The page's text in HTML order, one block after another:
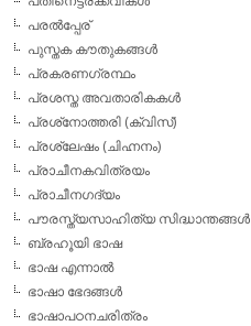
പരല്‍പ്പേര്
പുസ്തക കൗതുകങ്ങള്‍
പ്രകരണഗ്രന്ഥം
പ്രശസ്ത അവതാരികകള്‍
പ്രശ്‌നോത്തരി (ക്വിസ്)
പ്രശ്ലേഷം (ചിഹ്നനം)
പ്രാചീനകവിത്രയം
പ്രാചീനഗദ്യം
പൗരസ്ത്യസാഹിത്യ സിദ്ധാന്തങ്ങള്‍
ബ്രഹൂയി ഭാഷ
ഭാഷ എന്നാല്‍
ഭാഷാ ഭേദങ്ങള്‍
ഭാഷാപഠനചരിത്രം